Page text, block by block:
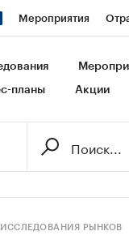
Мероприятия
Франшизы Газета
планы Акции
ИССЛЕДОВАНИЯ РЫНКОВ